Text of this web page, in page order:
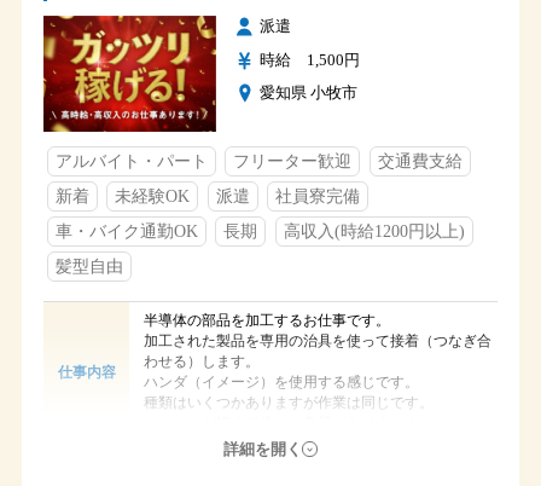
アクセス 九州縦貫自動車道 宮田IC出口近く
時間
早番
①6：25～15：05
遅番
②15：00～23：40
②16：00～0：40
②17：00～1：40
遅番は、生産状況に応じて変更があります
教育期間中は早番①6：25～15：05の勤務になります
休日
各種社会保険完備
交通費支給
制服貸与
社員寮完備
派遣
時給 1,500円
愛知県 小牧市
アルバイト・パート フリーター歓迎
交通費支給
新着
未経験OK 派遣
社員寮完備
車・バイク通勤OK
長期
高収入(時給1200円以上)
髪型自由
仕事内容
半導体の部品を加工するお仕事です。
加工された製品を専用の治具を使って接着（つなぎ合
わせる）します。
ハンダ（イメージ）を使用する感じです。
種類はいくつかありますが作業は同じです。
時給 1,500円
詳細を開く